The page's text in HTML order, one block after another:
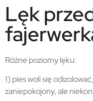
Lęk
Różne poziomy lęku:
1) pies woli się
zaniepokojony, ale